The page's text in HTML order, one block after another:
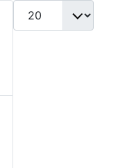
Anzeige #